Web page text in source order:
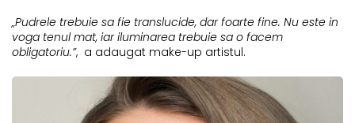
„Pudrele trebuie sa fie translucide, dar foarte fine. Nu este in
voga tenul mat, iar iluminarea trebuie sa o facem
obligatoriu.”, a adaugat make-up artistul.